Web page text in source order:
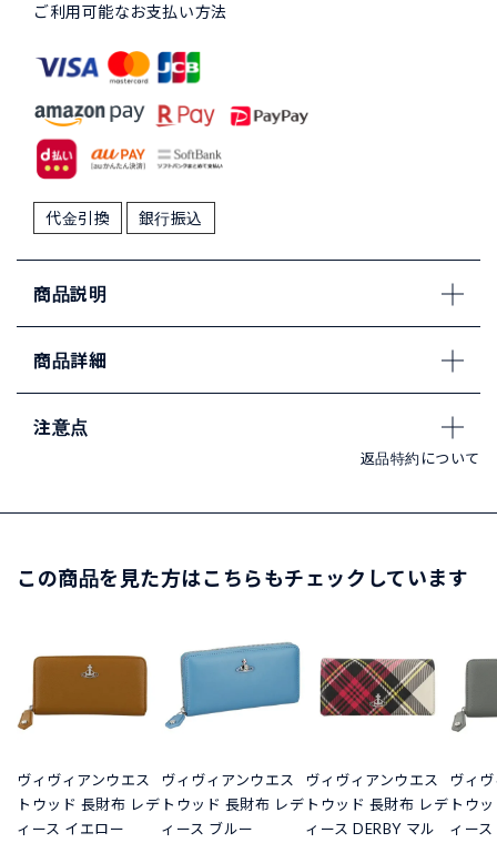
ご利用可能なお支払い方法
代金引換 銀行振込
商品説明
商品詳細
注意点
返品特約について
この商品を見た方はこちらもチェックしています
ヴィヴィアンウエス
トウッド 長財布 レデ
ィース イエロー
ヴィヴィアンウエス
トウッド 長財布 レデ
ィース ブルー
ヴィヴィアンウエス
トウッド 長財布 レデ
ィース DERBY マル
ヴィ
トウ
ィー